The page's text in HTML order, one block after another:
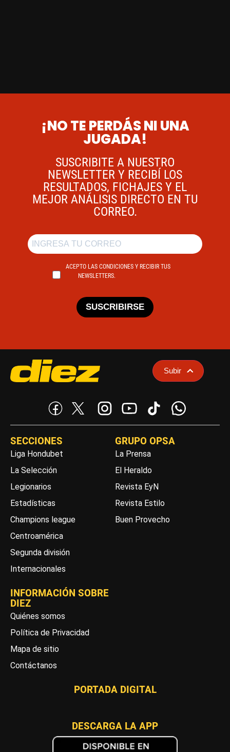
¡NO TE PERDÁS NI UNA
JUGADA!
SUSCRIBITE A NUESTRO
NEWSLETTER Y RECIBÍ LOS
RESULTADOS, FICHAJES Y EL
MEJOR ANÁLISIS DIRECTO EN TU
CORREO.
ACEPTO LAS CONDICIONES Y RECIBIR TUS
NEWSLETTERS.
SUSCRIBIRSE
Subir
SECCIONES
Liga Hondubet
La Selección
Legionarios
Estadísticas
Champions league
Centroamérica
Segunda división
Internacionales
GRUPO OPSA
La Prensa
El Heraldo
Revista EyN
Revista Estilo
Buen Provecho
INFORMACIÓN SOBRE
DIEZ
Quiénes somos
Política de Privacidad
Mapa de sitio
Contáctanos
PORTADA DIGITAL
DESCARGA LA APP